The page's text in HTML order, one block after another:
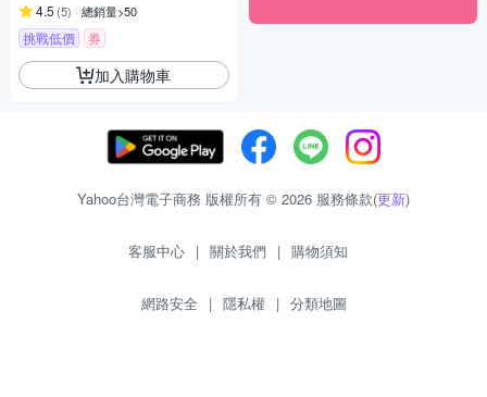
4.5 (5) 總銷量>50
挑戰低價 券
加入購物車
Yahoo台灣電子商務 版權所有 © 2026 服務條款(更新)
客服中心 | 關於我們 | 購物須知
網路安全 | 隱私權 | 分類地圖